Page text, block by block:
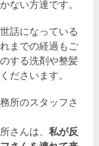
ない方達です。
話になっている
までの経過もご
する洗剤や整髪
ださいます。
所のスタッフさ
さんは、 私が反